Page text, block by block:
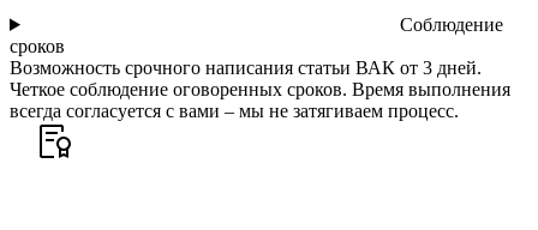
Соблюдение
сроков
Возможность срочного написания статьи ВАК от 3 дней.
Четкое соблюдение оговоренных сроков. Время выполнения
всегда согласуется с вами – мы не затягиваем процесс.